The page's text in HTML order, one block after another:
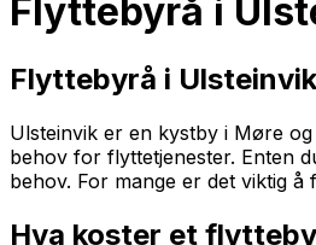
Flyttebyrå i
Flyttebyrå i Ulsteinvik
Ulsteinvik er en kystby i Møre
behov for flyttetjenester. Enten
behov. For mange er det viktig
Hva koster et